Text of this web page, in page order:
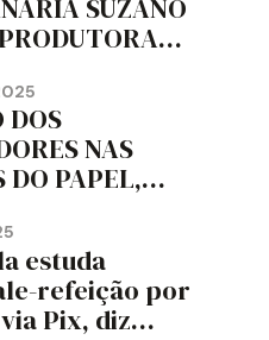
SUZANO
DOS
NAS
DO PAPEL,
DE
DO
PR
estuda
refeição por
Pix, diz